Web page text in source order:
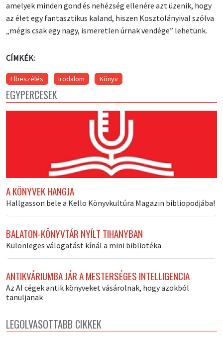
amelyek minden gond és nehézség ellenére azt üzenik, hogy
az élet egy fantasztikus kaland, hiszen Kosztolányival szólva
„mégis csak egy nagy, ismeretlen úrnak vendége” lehetünk.
CÍMKÉK:
Elbeszélés Irodalom Könyv
EGYPERCESEK
A KÖNYVEK HANGJA
Hallgasson bele a Kello Könyvkultúra Magazin bibliopodjába!
BALATON-KÖNYVTÁR NYÍLT TIHANYBAN
Különleges válogatást kínál a mini bibliotéka
ANTIKVÁRIUMBA JÁR A MESTERSÉGES INTELLIGENCIA
Az AI cégek antik könyveket vásárolnak, hogy azokból
tanuljanak
LEGOLVASOTTABB CIKKEK